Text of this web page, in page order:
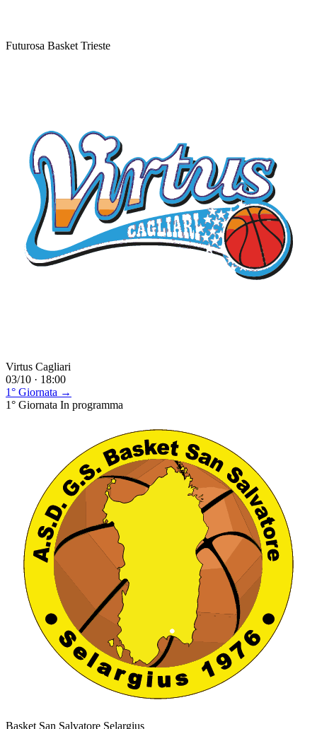
Futurosa Basket Trieste
Virtus Cagliari
03/10 · 18:00
1° Giornata →
1° Giornata In programma
Basket San Salvatore Selargius